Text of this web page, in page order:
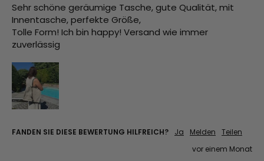
Sehr schöne geräumige Tasche, gute Qualität, mit
Innentasche, perfekte Größe,
Tolle Form! Ich bin happy! Versand wie immer
zuverlässig
FANDEN SIE DIESE BEWERTUNG HILFREICH? Ja Melden
Teilen
vor einem Monat